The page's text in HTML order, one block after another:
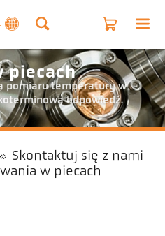
piecach
pomiaru temperatury w
odpowiedź.
Skontaktuj się z nami
w piecach